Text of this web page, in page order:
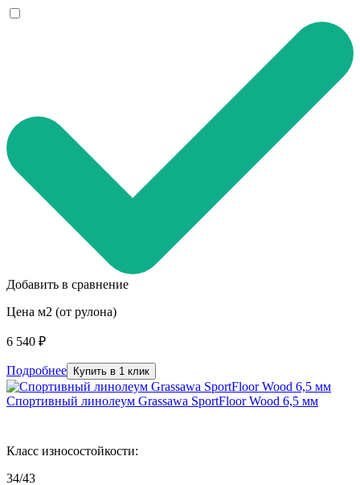
Добавить в сравнение
Цена м2 (от рулона)
6 540 ₽
Подробнее Купить в 1 клик
Спортивный линолеум Grassawa SportFloor Wood 6,5 мм
Класс износостойкости:
34/43